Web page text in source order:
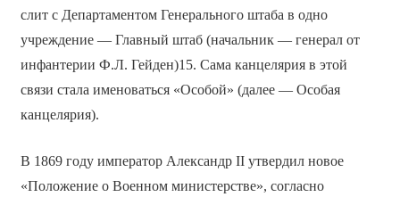
слит с Департаментом Генерального штаба в одно
учреждение — Главный штаб (начальник — генерал от
инфантерии Ф.Л. Гейден)15. Сама канцелярия в этой
связи стала именоваться «Особой» (далее — Особая
канцелярия).
В 1869 году император Александр II утвердил новое
«Положение о Военном министерстве», согласно